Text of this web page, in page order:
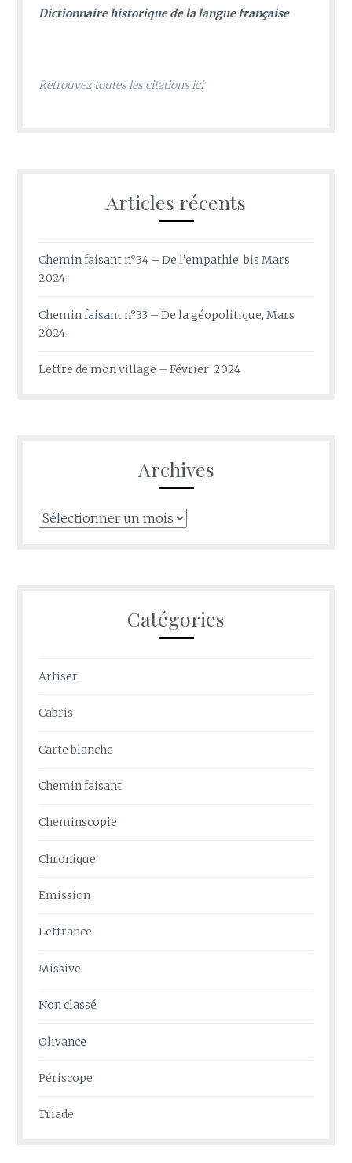
Dictionnaire historique de la langue française
Retrouvez toutes les citations ici
Articles récents
Chemin faisant n°34 – De l’empathie, bis Mars
2024
Chemin faisant n°33 – De la géopolitique, Mars
2024
Lettre de mon village – Février 2024
Archives
Archives
Catégories
Artiser
Cabris
Carte blanche
Chemin faisant
Cheminscopie
Chronique
Emission
Lettrance
Missive
Non classé
Olivance
Périscope
Triade